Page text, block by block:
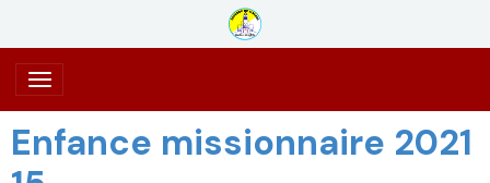
Enfance missionnaire 2021